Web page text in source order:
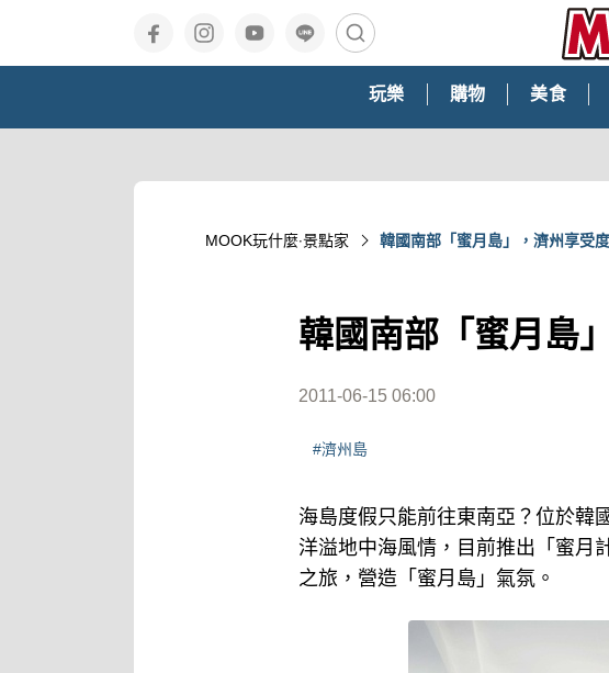
玩樂 購物 美食
MOOK玩什麼‧景點家 韓國南部「蜜月島」，濟州享受
韓國南部「蜜月島
2011-06-15 06:00
#濟州島
海島度假只能前往東南亞？位於韓
洋溢地中海風情，目前推出「蜜月
之旅，營造「蜜月島」氣氛。